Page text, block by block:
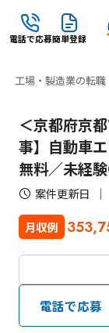
電話で応募簡単登録
工場・製造業の転
＜京都府京
事】自動車
無料／未経
案件更新日
月収例
電話で応募